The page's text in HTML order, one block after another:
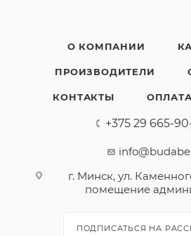
О КОМПАНИИ
ПРОИЗВОДИТЕЛИ
КОНТАКТЫ
+375 29 665-
г. Минск, ул.
помещение
ПОДПИСАТЬСЯ НА